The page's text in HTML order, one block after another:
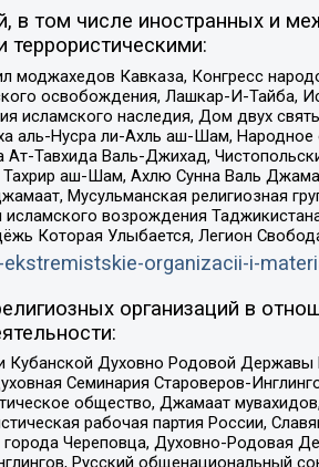
том числе иностранных и
Кавказа, Конгресс
освобождения, Лашкар-И-Тайба,
исламского наследия, Дом двух
аль-Нусра ли-Ахль аш-Шам,
Тавхида Валь-Джихад,
аш-Шам, Ахлю Сунна Валь
Мусульманская религиозная
возрождения
Которая Улыбается, Легион
organizacii-i-
организаций в
Кубанской Духовно Родовой
Семинария Староверов-
общество, Джамаат
рабочая партия России,
Череповца, Духовно-Родовая
Русский общенациональный